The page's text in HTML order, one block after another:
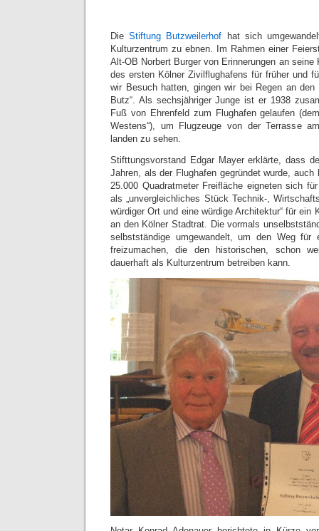
DieStiftung Butzweilerhof hat sich
Kulturzentrum zu ebnen. Im Rahmen einer
Alt-OB Norbert Burger von Erinnerungen an seine
des ersten Kölner Zivilflughafens für früher und
wir Besuch hatten, gingen wir bei Regen an
Butz“. Als sechsjähriger Junge ist er 1938
Fuß von Ehrenfeld zum Flughafen gelaufen
Westens“), um Flugzeuge von der Terrasse
landen zu sehen.
Stifttungsvorstand Edgar Mayer erklärte, dass
Jahren, als der Flughafen gegründet wurde,
25.000 Quadratmeter Freifläche eigneten sich
als „unvergleichliches Stück Technik-,
würdiger Ort und eine würdige Architektur“ für ein
an den Kölner Stadtrat. Die vormals
selbstständige umgewandelt, um den Weg für
freizumachen, die den historischen, schon
dauerhaft als Kulturzentrum betreiben kann.